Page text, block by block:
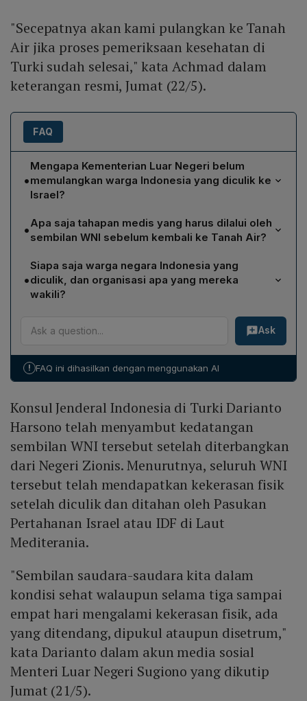
"Secepatnya akan kami pulangkan ke Tanah
Air jika proses pemeriksaan kesehatan di
Turki sudah selesai," kata Achmad dalam
keterangan resmi, Jumat (22/5).
FAQ
•
Mengapa Kementerian Luar Negeri belum
memulangkan warga Indonesia yang diculik ke
Israel?
Pemerintah belum memulangkan kesembilan WNI
karena mereka harus menjalani serangkaian
kesehatan, setelah dibebaskan oleh Israel dan tiba di
Turki. Pemeriksaan tersebut dilakukan oleh otoritas
Turki, dan kepulangan ke Indonesia akan dilaksanakan
•Apa saja tahapan medis yang harus dilalui oleh
sembilan WNI sebelum kembali ke Tanah Air?
Setelah tiba di Turki, sembilan WNI akan menjalani tes
visum untuk memastikan tidak membawa penyakit
menular, diikuti oleh pemeriksaan kesehatan
laboratorium. Semua prosedur ini dilaksanakan oleh
pemerintah Turki pada hari kedatangan, dan hasilnya
akan menjadi dasar keputusan kapan mereka dapat
diterbangkan kembali ke Indonesia.
•
Siapa saja warga negara Indonesia yang
diculik, dan organisasi apa yang mereka
wakili?
internasional dekat Siprus meliputi Bambang Noroyono
(Republika), Thoudy Badai Rifan Billah (Republika),
Budianto Sudarsono (GPCI - Dompet Dhuafa), Ronggo
Prasadewa (GPCI - Rumah Zakat), Asad Aras
Muhammad (GPCI - Spirit of Aqsa), Hendro Prasetyo
(GPCI - SMART 171), dan Rahendro Herubowo (GPCI -
iNewsTV).
Ask
! FAQ ini dihasilkan dengan menggunakan AI
Konsul Jenderal Indonesia di Turki Darianto
Harsono telah menyambut kedatangan
sembilan WNI tersebut setelah diterbangkan
dari Negeri Zionis. Menurutnya, seluruh WNI
tersebut telah mendapatkan kekerasan fisik
setelah diculik dan ditahan oleh Pasukan
Pertahanan Israel atau IDF di Laut
Mediterania.
"Sembilan saudara-saudara kita dalam
kondisi sehat walaupun selama tiga sampai
empat hari mengalami kekerasan fisik, ada
yang ditendang, dipukul ataupun disetrum,"
kata Darianto dalam akun media sosial
Menteri Luar Negeri Sugiono yang dikutip
Jumat (21/5).